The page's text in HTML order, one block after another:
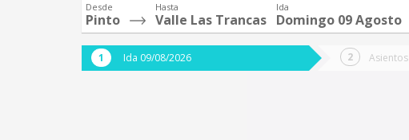
Desde
Pinto
Hasta
Valle Las Trancas
Ida
Domingo 09 Agosto
Ida 09/08/2026 Asientos